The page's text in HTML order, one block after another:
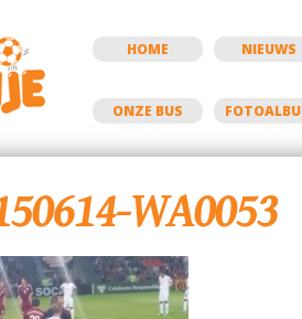
HOME NIEUWS
ONZE BUS
WA0053